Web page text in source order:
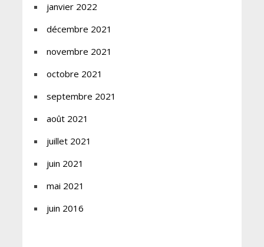
janvier 2022
décembre 2021
novembre 2021
octobre 2021
septembre 2021
août 2021
juillet 2021
juin 2021
mai 2021
juin 2016